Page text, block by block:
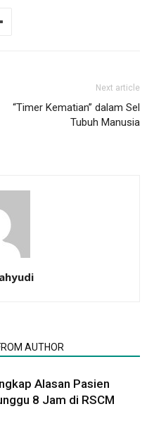
Next article
“Timer Kematian” dalam Sel
Tubuh Manusia
AUTHOR
Alasan Pasien
8 Jam di RSCM